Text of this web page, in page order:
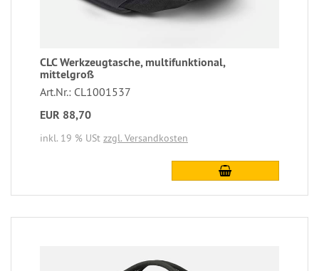
CLC Werkzeugtasche, multifunktional,
mittelgroß
Art.Nr.: CL1001537
EUR 88,70
inkl. 19 % USt zzgl. Versandkosten